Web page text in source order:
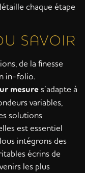
chaque étape
SAVOIR
de la finesse
in-folio.
mesures’adapte à
variables,
solutions
est essentiel
intégrons des
écrins de
les plus